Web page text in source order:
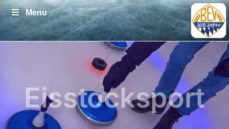
Zum
Inhalt
springen
Menu
Eisstocksport